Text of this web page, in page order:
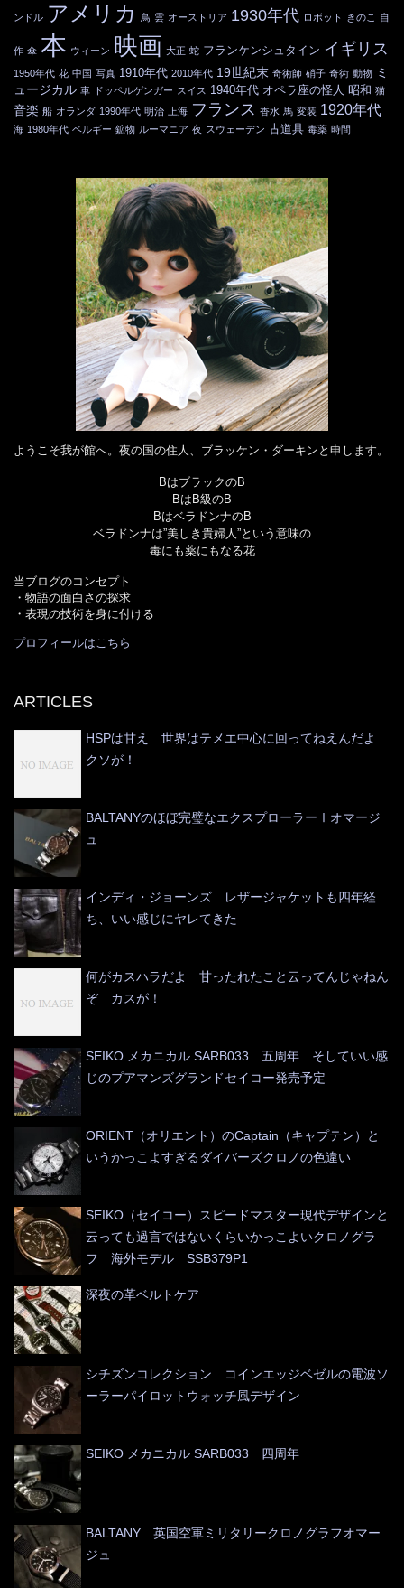
ンドル アメリカ 鳥 雲 オーストリア 1930年代 ロボット きのこ 自
作 傘 本 ウィーン 映画 大正 蛇 フランケンシュタイン イギリス
1950年代 花 中国 写真 1910年代 2010年代 19世紀末 奇術師 硝子 奇術 動物 ミ
ュージカル 車 ドッペルゲンガー スイス 1940年代 オペラ座の怪人 昭和 猫
音楽 船 オランダ 1990年代 明治 上海 フランス 香水 馬 変装 1920年代
海 1980年代 ベルギー 鉱物 ルーマニア 夜 スウェーデン 古道具 毒薬 時間
ようこそ我が館へ。夜の国の住人、ブラッケン・ダーキンと申します。
BはブラックのB
BはB級のB
BはベラドンナのB
ベラドンナは”美しき貴婦人”という意味の
毒にも薬にもなる花
当ブログのコンセプト
・物語の面白さの探求
・表現の技術を身に付ける
プロフィールはこちら
ARTICLES
HSPは甘え 世界はテメエ中心に回ってねえんだよ
クソが！
BALTANYのほぼ完璧なエクスプローラーⅠオマージ
ュ
インディ・ジョーンズ レザージャケットも四年経
ち、いい感じにヤレてきた
何がカスハラだよ 甘ったれたこと云ってんじゃねん
ぞ カスが！
SEIKO メカニカル SARB033 五周年 そしていい感
じのプアマンズグランドセイコー発売予定
ORIENT（オリエント）のCaptain（キャプテン）と
いうかっこよすぎるダイバーズクロノの色違い
SEIKO（セイコー）スピードマスター現代デザインと
云っても過言ではないくらいかっこよいクロノグラ
フ 海外モデル SSB379P1
深夜の革ベルトケア
シチズンコレクション コインエッジベゼルの電波ソ
ーラーパイロットウォッチ風デザイン
SEIKO メカニカル SARB033 四周年
BALTANY 英国空軍ミリタリークロノグラフオマー
ジュ